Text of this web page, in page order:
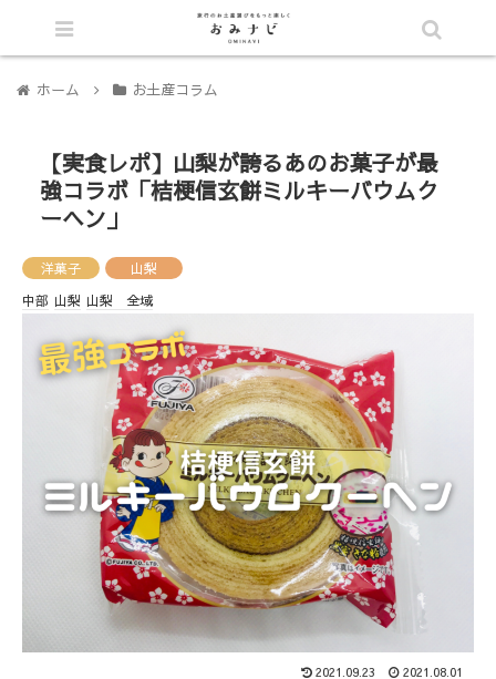
ホーム お土産コラム
【実食レポ】山梨が誇るあのお菓子が最
強コラボ「桔梗信玄餅ミルキーバウムク
ーヘン」
洋菓子
山梨
中部 山梨 山梨 全域
2021.09.23 2021.08.01
シェア